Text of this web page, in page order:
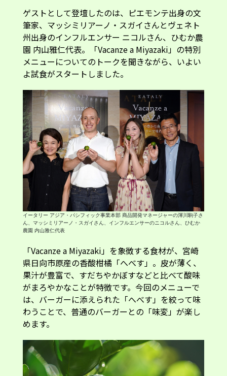
ゲストとして登壇したのは、ピエモンテ出身の文
筆家、マッシミリアーノ・スガイさんとヴェネト
州出身のインフルエンサー ニコルさん、ひむか農
園 内山雅仁代表。「Vacanze a Miyazaki」の特別
メニューについてのトークを聞きながら、いよい
よ試食がスタートしました。
イータリー アジア・パシフィック事業本部 商品開発マネージャーの渾川駒子さ
ん、マッシミリアーノ・スガイさん、インフルエンサーのニコルさん、ひむか
農園 内山雅仁代表
「Vacanze a Miyazaki」を象徴する食材が、宮崎
県日向市原産の香酸柑橘「へべす」。皮が薄く、
果汁が豊富で、すだちやかぼすなどと比べて酸味
がまろやかなことが特徴です。今回のメニューで
は、バーガーに添えられた「へべす」を絞って味
わうことで、普通のバーガーとの「味変」が楽し
めます。